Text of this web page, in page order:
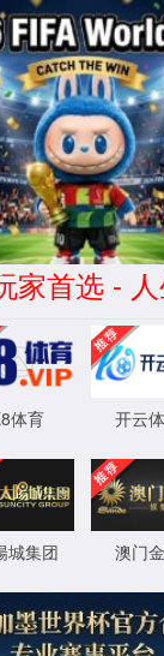
国区
4
0
OH!
找不到